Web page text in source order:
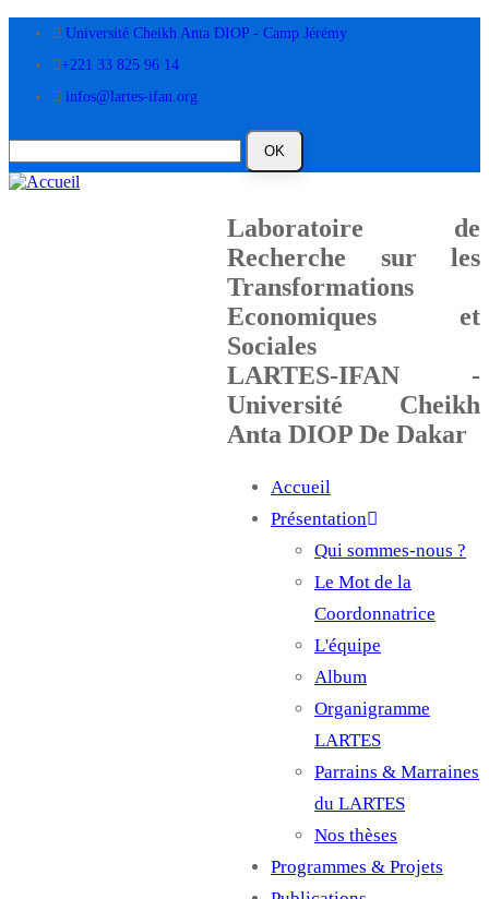
contenu
Université Cheikh Anta DIOP - Camp Jérémy
+221 33 825 96 14
infos@lartes-ifan.org
Laboratoire de
Recherche sur les
Transformations
Economiques et
Sociales
LARTES-IFAN -
Université Cheikh
Anta DIOP De Dakar
Main
navigation
Accueil
Présentation
Qui sommes-nous ?
Le Mot de la
Coordonnatrice
L'équipe
Album
Organigramme
LARTES
Parrains & Marraines
du LARTES
Nos thèses
Programmes & Projets